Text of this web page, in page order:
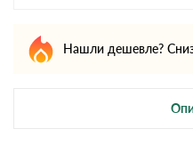
Нашли дешевле?